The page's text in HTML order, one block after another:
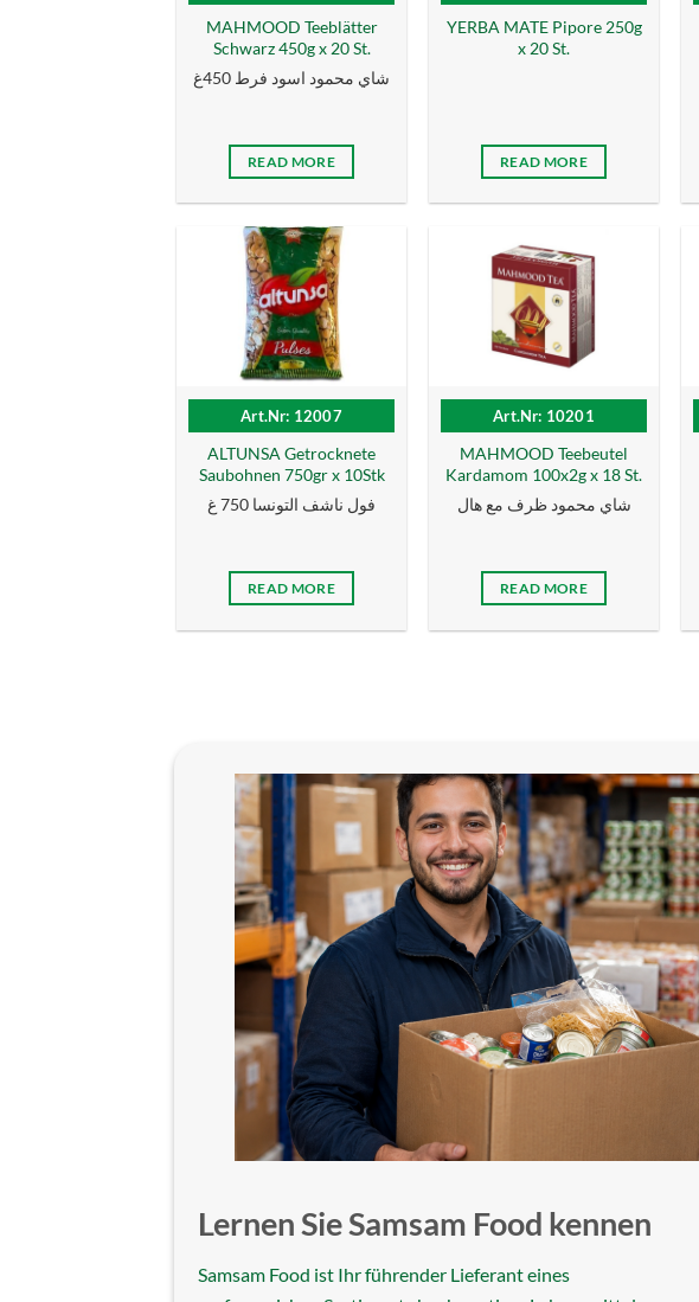
MAHMOOD Teeblätter
Schwarz 450g x 20 St.
شاي محمود اسود فرط 450غ
READ MORE
YERBA MATE Pipore 250g
x 20 St.
READ MORE
Art.Nr: 12007
ALTUNSA Getrocknete
Saubohnen 750gr x 10Stk
فول ناشف التونسا 750 غ
READ MORE
Art.Nr: 10201
MAHMOOD Teebeutel
Kardamom 100x2g x 18 St.
شاي محمود ظرف مع هال
READ MORE
Lernen Sie Samsam Food kennen
Samsam Food ist Ihr führender Lieferant eines